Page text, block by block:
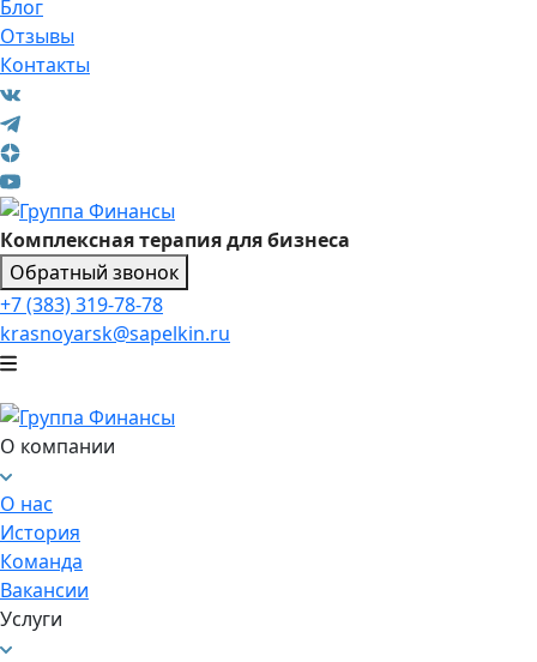
Блог
Отзывы
Контакты
Комплексная терапия для бизнеса
Обратный звонок
+7 (383) 319-78-78
krasnoyarsk@sapelkin.ru
О компании
О нас
История
Команда
Вакансии
Услуги